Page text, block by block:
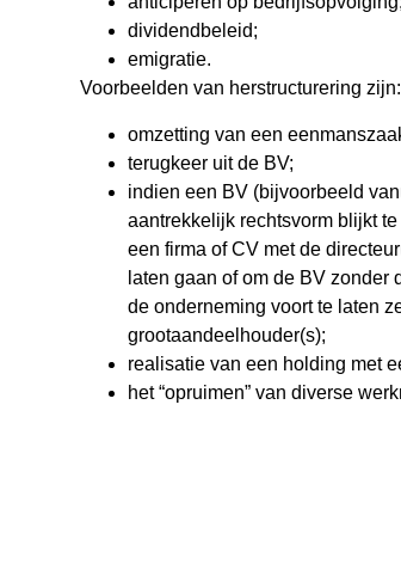
dividendbeleid;
emigratie.
Voorbeelden van herstructurering zijn:
omzetting van een
terugkeer uit de BV;
indien een BV (bijvoorbeeld
aantrekkelijk rechtsvorm blijkt
een firma of CV met de
laten gaan of om de BV
de onderneming voort te laten
grootaandeelhouder(s);
realisatie van een holding met
het “opruimen” van diverse